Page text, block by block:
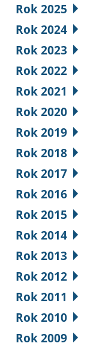
Rok 2025
Rok 2024
Rok 2023
Rok 2022
Rok 2021
Rok 2020
Rok 2019
Rok 2018
Rok 2017
Rok 2016
Rok 2015
Rok 2014
Rok 2013
Rok 2012
Rok 2011
Rok 2010
Rok 2009